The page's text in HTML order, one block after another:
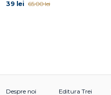
39 lei 65.00 lei
Despre noi Editura Trei